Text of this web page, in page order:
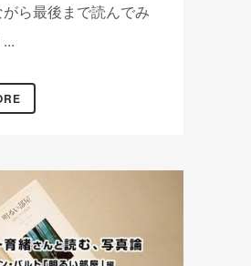
ら最後まで読んでみ